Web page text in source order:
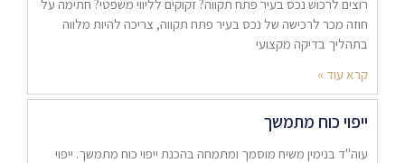
רוצים לרכוש נכס בעיר פתח תקווה? זקוקים לליווי משפטי? חתימה על
חוזה מכר לרכישה של נכס בעיר פתח תקווה, צריכה להיות מלווה
בתהליך בדיקה מקצועי
קרא עוד »
ייפוי כוח מתמשך
עוה"ד בנימין משיח מוסמך ומתמחה בהכנת ייפוי כוח מתמשך. ייפוי